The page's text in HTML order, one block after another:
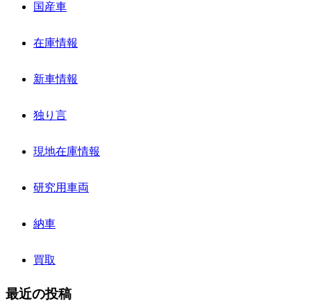
国産車
在庫情報
新車情報
独り言
現地在庫情報
研究用車両
納車
買取
最近の投稿